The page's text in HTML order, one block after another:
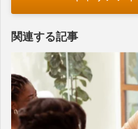
関連する記事